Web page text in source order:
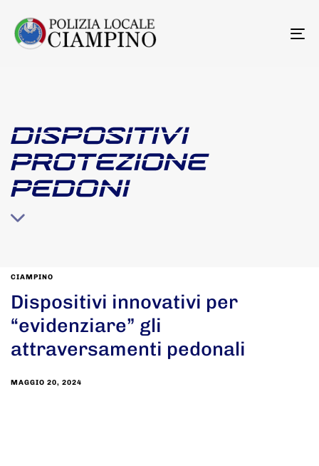
DISPOSITIVI
PROTEZIONE
PEDONI
CIAMPINO
Dispositivi innovativi per
“evidenziare” gli
attraversamenti pedonali
MAGGIO 20, 2024